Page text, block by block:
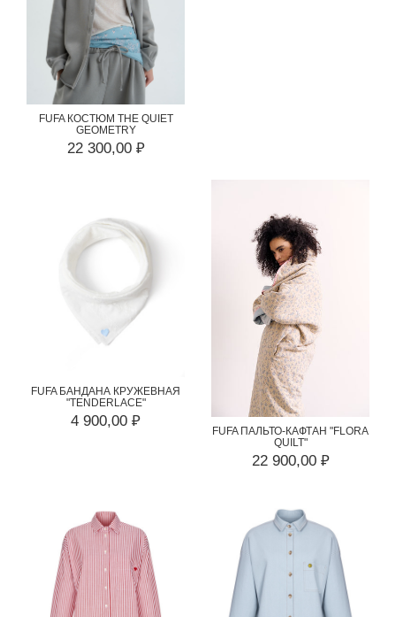
FUFA КОСТЮМ THE QUIET
GEOMETRY
22 300,00 ₽
FUFA БАНДАНА КРУЖЕВНАЯ
"TENDERLACE"
4 900,00 ₽
FUFA ПАЛЬТО-КАФТАН "FLORA
QUILT"
22 900,00 ₽